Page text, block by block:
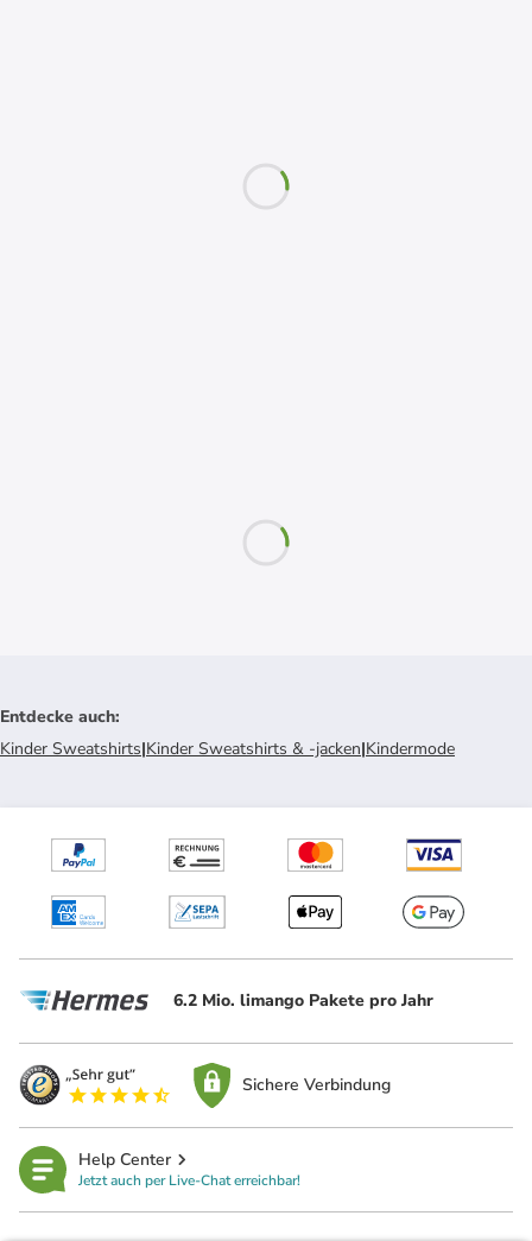
Entdecke auch:
Kinder Sweatshirts|Kinder Sweatshirts & -jacken|Kindermode
6.2 Mio. limango Pakete pro Jahr
Sichere Verbindung
Help Center
Jetzt auch per Live-Chat erreichbar!